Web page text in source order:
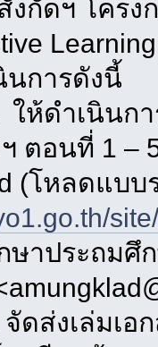
งกัดฯ โคร
นการดังนี้
การรา
ตอนที่ 1 –
(โหลดแบบ
site/
ษาประถมศึ
เอกสาร